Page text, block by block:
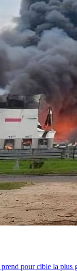
pour cible la plus